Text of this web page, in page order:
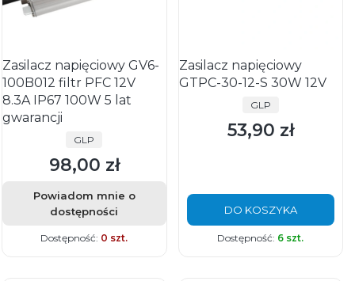
Zasilacz napięciowy GV6-
100B012 filtr PFC 12V
8.3A IP67 100W 5 lat
gwarancji
PRODUCENT
GLP
Cena
98,00 zł
Powiadom mnie o
dostępności
Dostępność: 0 szt.
Zasilacz napięciowy
GTPC-30-12-S 30W 12V
PRODUCENT
GLP
Cena
53,90 zł
DO KOSZYKA
Dostępność: 6 szt.